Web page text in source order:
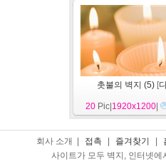
촛불의 벽지 (5) [
20 Pic| 1920x1200
회사 소개 | 접촉 즐겨찾기
사이트가 모두 벽지, 인터넷